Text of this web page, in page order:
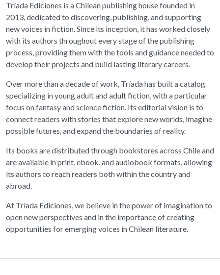
Tríada Ediciones is a Chilean publishing house founded in
2013, dedicated to discovering, publishing, and supporting
new voices in fiction. Since its inception, it has worked closely
with its authors throughout every stage of the publishing
process, providing them with the tools and guidance needed to
develop their projects and build lasting literary careers.
Over more than a decade of work, Tríada has built a catalog
specializing in young adult and adult fiction, with a particular
focus on fantasy and science fiction. Its editorial vision is to
connect readers with stories that explore new worlds, imagine
possible futures, and expand the boundaries of reality.
Its books are distributed through bookstores across Chile and
are available in print, ebook, and audiobook formats, allowing
its authors to reach readers both within the country and
abroad.
At Tríada Ediciones, we believe in the power of imagination to
open new perspectives and in the importance of creating
opportunities for emerging voices in Chilean literature.